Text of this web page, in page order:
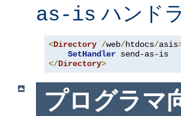
as-is ハンド
<Directory /web/htdocs/asis
SetHandler
</Directory>
プログラマ